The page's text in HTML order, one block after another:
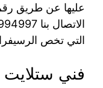
عليها عن طريق
التي تخص
فني ستلايت